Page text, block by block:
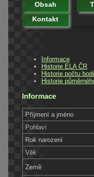
Obsah
Kontakt
Informace
Historie ELA ČR
Historie počtu
Historie
Informace
Příjmení a jméno
Pohlaví
Rok narození
Věk
Země